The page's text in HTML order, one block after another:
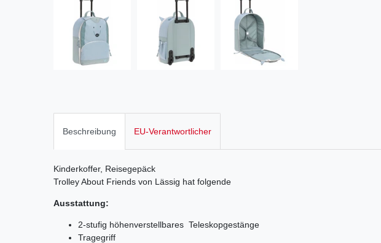
Beschreibung EU-Verantwortlicher
Kinderkoffer, Reisegepäck
Trolley About Friends von Lässig hat folgende
Ausstattung:
2-stufig höhenverstellbares Teleskopgestänge
Tragegriff